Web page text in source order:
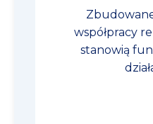
współpracy
stanowią